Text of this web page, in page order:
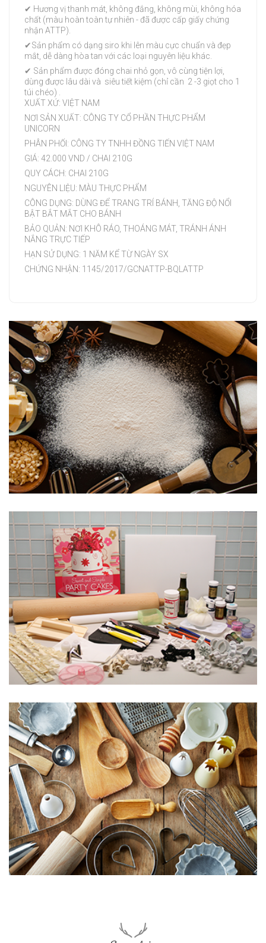
✔ Hương vị thanh mát, không đắng, không mùi, không hóa
chất (màu hoàn toàn tự nhiên - đã được cấp giấy chứng
nhận ATTP).
✔Sản phẩm có dạng siro khi lên màu cực chuẩn và đẹp
mắt, dễ dàng hòa tan với các loại nguyên liệu khác.
✔ Sản phẩm được đóng chai nhỏ gọn, vô cùng tiện lợi,
dùng được lâu dài và siêu tiết kiệm (chỉ cần 2 -3 giọt cho 1
túi chéo) .
XUẤT XỨ: VIỆT NAM
NƠI SẢN XUẤT: CÔNG TY CỔ PHẦN THỰC PHẨM
UNICORN
PHÂN PHỐI: CÔNG TY TNHH ĐỒNG TIẾN VIỆT NAM
GIÁ: 42.000 VND / CHAI 210G
QUY CÁCH: CHAI 210G
NGUYÊN LIỆU: MÀU THỰC PHẨM
CÔNG DỤNG: DÙNG ĐỂ TRANG TRÍ BÁNH, TĂNG ĐỘ NỔI
BẬT BẮT MẮT CHO BÁNH
BẢO QUẢN: NƠI KHÔ RÁO, THOÁNG MÁT, TRÁNH ÁNH
NẮNG TRỰC TIẾP
HẠN SỬ DỤNG: 1 NĂM KỂ TỪ NGÀY SX
CHỨNG NHẬN: 1145/2017/GCNATTP-BQLATTP